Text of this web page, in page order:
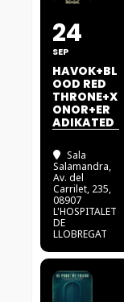
24
SEP
HAVOK+BL
OOD RED
THRONE+X
ONOR+ER
ADIKATED
Sala
Salamandra,
Av. del
Carrilet, 235,
08907
L'HOSPITALET
DE
LLOBREGAT